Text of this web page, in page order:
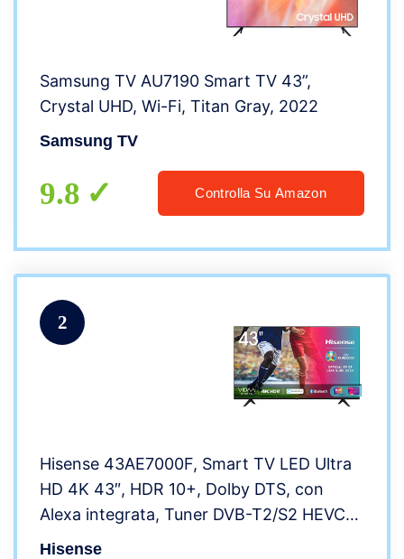
Samsung TV AU7190 Smart TV 43”,
Crystal UHD, Wi-Fi, Titan Gray, 2022
Samsung TV
9.8 Controlla Su Amazon
2
Hisense 43AE7000F, Smart TV LED Ultra
HD 4K 43″, HDR 10+, Dolby DTS, con
Alexa integrata, Tuner DVB-T2/S2 HEVC
Main10 [Esclusiva Amazon – 2020]
Hisense